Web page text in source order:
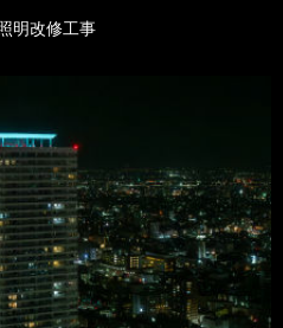
明改修工事